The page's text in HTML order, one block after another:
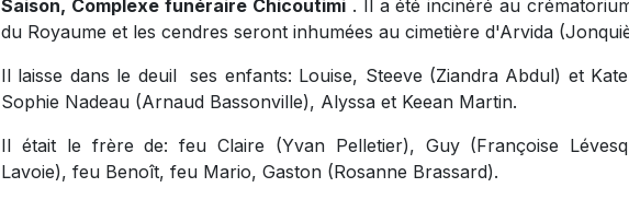
Saison, Complexe funéraire Chicoutimi. Il a été incinéré au
du Royaume et les cendres seront inhumées au cimetière d'Arvida
Il laisse dans le deuil ses enfants: Louise, Steeve (Ziandra Abdul) et
Sophie Nadeau (Arnaud Bassonville), Alyssa et Keean Martin.
Il était le frère de: feu Claire (Yvan Pelletier), Guy (Françoise
Lavoie), feu Benoît, feu Mario, Gaston (Rosanne Brassard).